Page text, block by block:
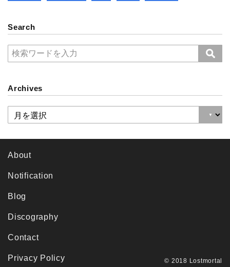
Search
Archives
About
Notification
Blog
Discography
Contact
Privacy Policy © 2018 Lostmortal